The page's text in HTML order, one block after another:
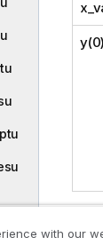
with our